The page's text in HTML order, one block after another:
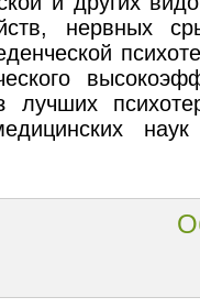
нервных
наук